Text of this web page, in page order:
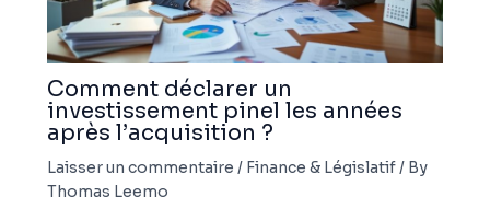
Comment déclarer un
investissement pinel les années
après l’acquisition ?
Laisser un commentaire / Finance & Législatif/ By
Thomas Leemo